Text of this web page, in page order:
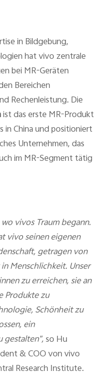
in Bildgebung,
hat vivo zentrale
bei MR-Geräten
Bereichen
Rechenleistung. Die
ist das erste MR-Produkt
in China und positioniert
Unternehmen, das
im MR-Segment tätig
vivos Traum begann.
vivo seinen eigenen
getragen von
Menschlichkeit. Unser
zu erreichen, sie an
Produkte zu
Schönheit zu
ein
gestalten",so Hu
& COO von vivo
Research Institute.